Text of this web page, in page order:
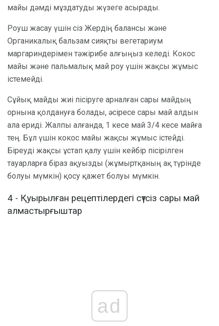
майы дәмді мұздатуды жүзеге асырады.
Роуш жасау үшін сіз Жердің балансы және
Органикалық бальзам сияқты вегетариум
маргариндерімен тәжірибе алғыңыз келеді. Кокос
майы және пальмалық май роу үшін жақсы жұмыс
істемейді.
Сұйық майды жиі пісіруге арналған сары майдың
орнына қолдануға болады, әсіресе сары май алдын
ала ериді. Жалпы алғанда, 1 кесе май 3/4 кесе майға
тең. Бұл үшін кокос майы жақсы жұмыс істейді.
Біреуді жақсы ұстап қалу үшін кейбір пісірілген
тауарларға біраз ақуызды (жұмыртқаның ақ түрінде
болуы мүмкін) қосу қажет болуы мүмкін.
4 - Қуырылған рецептілердегі сүтсіз сары май
алмастырғыштар
ad